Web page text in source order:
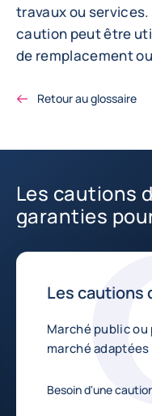
travaux ou
caution peut être
de remplacement
Retour au glossaire
Les cautions
garanties
Les cautions
Marché public
marché
Besoin d'une